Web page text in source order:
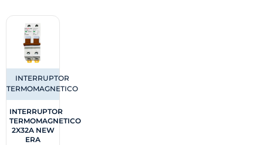
INTERRUPTOR
TERMOMAGNETICO
INTERRUPTOR
TERMOMAGNETICO
2X32A NEW
ERA